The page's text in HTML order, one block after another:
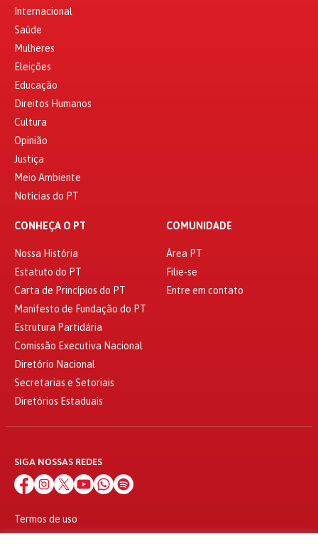
Internacional
Saúde
Mulheres
Eleições
Educação
Direitos Humanos
Cultura
Opinião
Justiça
Meio Ambiente
Notícias do PT
CONHEÇA O PT
Nossa História
Estatuto do PT
Carta de Princípios do PT
Manifesto de Fundação do PT
Estrutura Partidária
Comissão Executiva Nacional
Diretório Nacional
Secretarias e Setoriais
Diretórios Estaduais
COMUNIDADE
Área PT
Filie-se
Entre em contato
SIGA NOSSAS REDES
Termos de uso